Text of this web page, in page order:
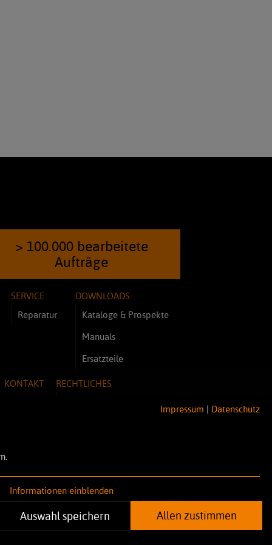
Impressum | Datenschutz
Informationen einblenden
Auswahl speichern Allen zustimmen
> 100.000 bearbeitete
Aufträge
SERVICE
Reparatur
DOWNLOADS
Kataloge & Prospekte
Manuals
Ersatzteile
KONTAKT
RECHTLICHES